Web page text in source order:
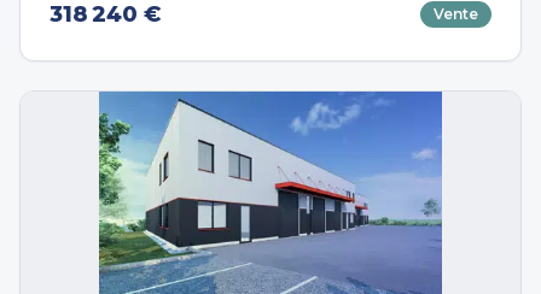
318 240 € Vente